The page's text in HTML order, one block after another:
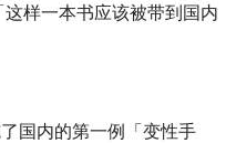
样一本书应该被带到国内
国内的第一例「变性手